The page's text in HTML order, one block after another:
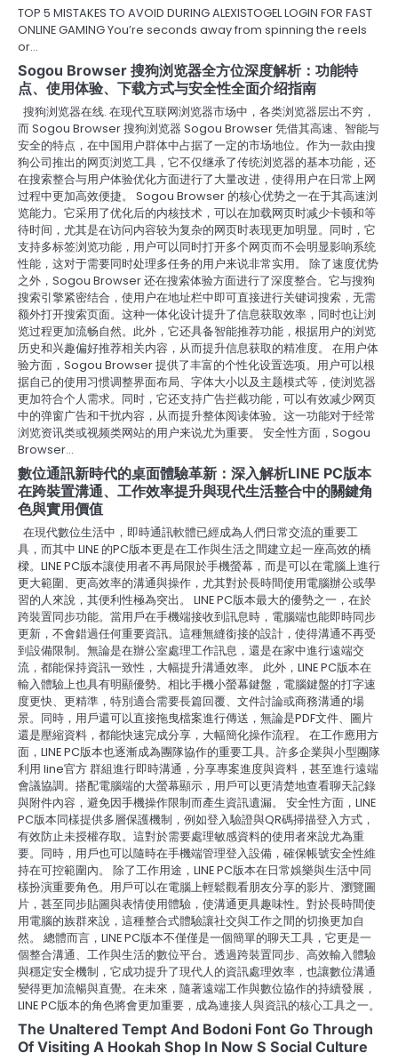
TOP 5 MISTAKES TO AVOID DURING ALEXISTOGEL LOGIN FOR FAST
ONLINE GAMING You’re seconds away from spinning the reels
or…
Sogou Browser 搜狗浏览器全方位深度解析：功能特
点、使用体验、下载方式与安全性全面介绍指南
搜狗浏览器在线. 在现代互联网浏览器市场中，各类浏览器层出不穷，
而 Sogou Browser 搜狗浏览器 Sogou Browser 凭借其高速、智能与
安全的特点，在中国用户群体中占据了一定的市场地位。作为一款由搜
狗公司推出的网页浏览工具，它不仅继承了传统浏览器的基本功能，还
在搜索整合与用户体验优化方面进行了大量改进，使得用户在日常上网
过程中更加高效便捷。 Sogou Browser 的核心优势之一在于其高速浏
览能力。它采用了优化后的内核技术，可以在加载网页时减少卡顿和等
待时间，尤其是在访问内容较为复杂的网页时表现更加明显。同时，它
支持多标签浏览功能，用户可以同时打开多个网页而不会明显影响系统
性能，这对于需要同时处理多任务的用户来说非常实用。 除了速度优势
之外，Sogou Browser 还在搜索体验方面进行了深度整合。它与搜狗
搜索引擎紧密结合，使用户在地址栏中即可直接进行关键词搜索，无需
额外打开搜索页面。这种一体化设计提升了信息获取效率，同时也让浏
览过程更加流畅自然。此外，它还具备智能推荐功能，根据用户的浏览
历史和兴趣偏好推荐相关内容，从而提升信息获取的精准度。 在用户体
验方面，Sogou Browser 提供了丰富的个性化设置选项。用户可以根
据自己的使用习惯调整界面布局、字体大小以及主题模式等，使浏览器
更加符合个人需求。同时，它还支持广告拦截功能，可以有效减少网页
中的弹窗广告和干扰内容，从而提升整体阅读体验。这一功能对于经常
浏览资讯类或视频类网站的用户来说尤为重要。 安全性方面，Sogou
Browser…
數位通訊新時代的桌面體驗革新：深入解析LINE PC版本
在跨裝置溝通、工作效率提升與現代生活整合中的關鍵角
色與實用價值
在現代數位生活中，即時通訊軟體已經成為人們日常交流的重要工
具，而其中 LINE 的PC版本更是在工作與生活之間建立起一座高效的橋
樑。LINE PC版本讓使用者不再局限於手機螢幕，而是可以在電腦上進行
更大範圍、更高效率的溝通與操作，尤其對於長時間使用電腦辦公或學
習的人來說，其便利性極為突出。 LINE PC版本最大的優勢之一，在於
跨裝置同步功能。當用戶在手機端接收到訊息時，電腦端也能即時同步
更新，不會錯過任何重要資訊。這種無縫銜接的設計，使得溝通不再受
到設備限制。無論是在辦公室處理工作訊息，還是在家中進行遠端交
流，都能保持資訊一致性，大幅提升溝通效率。 此外，LINE PC版本在
輸入體驗上也具有明顯優勢。相比手機小螢幕鍵盤，電腦鍵盤的打字速
度更快、更精準，特別適合需要長篇回覆、文件討論或商務溝通的場
景。同時，用戶還可以直接拖曳檔案進行傳送，無論是PDF文件、圖片
還是壓縮資料，都能快速完成分享，大幅簡化操作流程。 在工作應用方
面，LINE PC版本也逐漸成為團隊協作的重要工具。許多企業與小型團隊
利用 line官方 群組進行即時溝通，分享專案進度與資料，甚至進行遠端
會議協調。搭配電腦端的大螢幕顯示，用戶可以更清楚地查看聊天記錄
與附件內容，避免因手機操作限制而產生資訊遺漏。 安全性方面，LINE
PC版本同樣提供多層保護機制，例如登入驗證與QR碼掃描登入方式，
有效防止未授權存取。這對於需要處理敏感資料的使用者來說尤為重
要。同時，用戶也可以隨時在手機端管理登入設備，確保帳號安全性維
持在可控範圍內。 除了工作用途，LINE PC版本在日常娛樂與生活中同
樣扮演重要角色。用戶可以在電腦上輕鬆觀看朋友分享的影片、瀏覽圖
片，甚至同步貼圖與表情使用體驗，使溝通更具趣味性。對於長時間使
用電腦的族群來說，這種整合式體驗讓社交與工作之間的切換更加自
然。 總體而言，LINE PC版本不僅僅是一個簡單的聊天工具，它更是一
個整合溝通、工作與生活的數位平台。透過跨裝置同步、高效輸入體驗
與穩定安全機制，它成功提升了現代人的資訊處理效率，也讓數位溝通
變得更加流暢與直覺。在未來，隨著遠端工作與數位協作的持續發展，
LINE PC版本的角色將會更加重要，成為連接人與資訊的核心工具之一。
The Unaltered Tempt And Bodoni Font Go Through
Of Visiting A Hookah Shop In Now S Social Culture